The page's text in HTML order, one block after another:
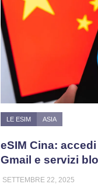
LE ESIM ASIA
eSIM Cina:
Gmail e servizi
SETTEMBRE 22, 2025